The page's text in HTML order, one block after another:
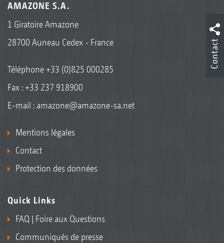
AMAZONE S.A.
1 Giratoire Amazone
28700 Auneau Cedex - France
Téléphone+33 (0)825 000285
Fax : +33 237 918900
E-mail : amazone@amazone-sa.net
Mentions légales
Contact
Protection des données
Quick Links
FAQ | Foire aux Questions
Communiqués de presse
Contact